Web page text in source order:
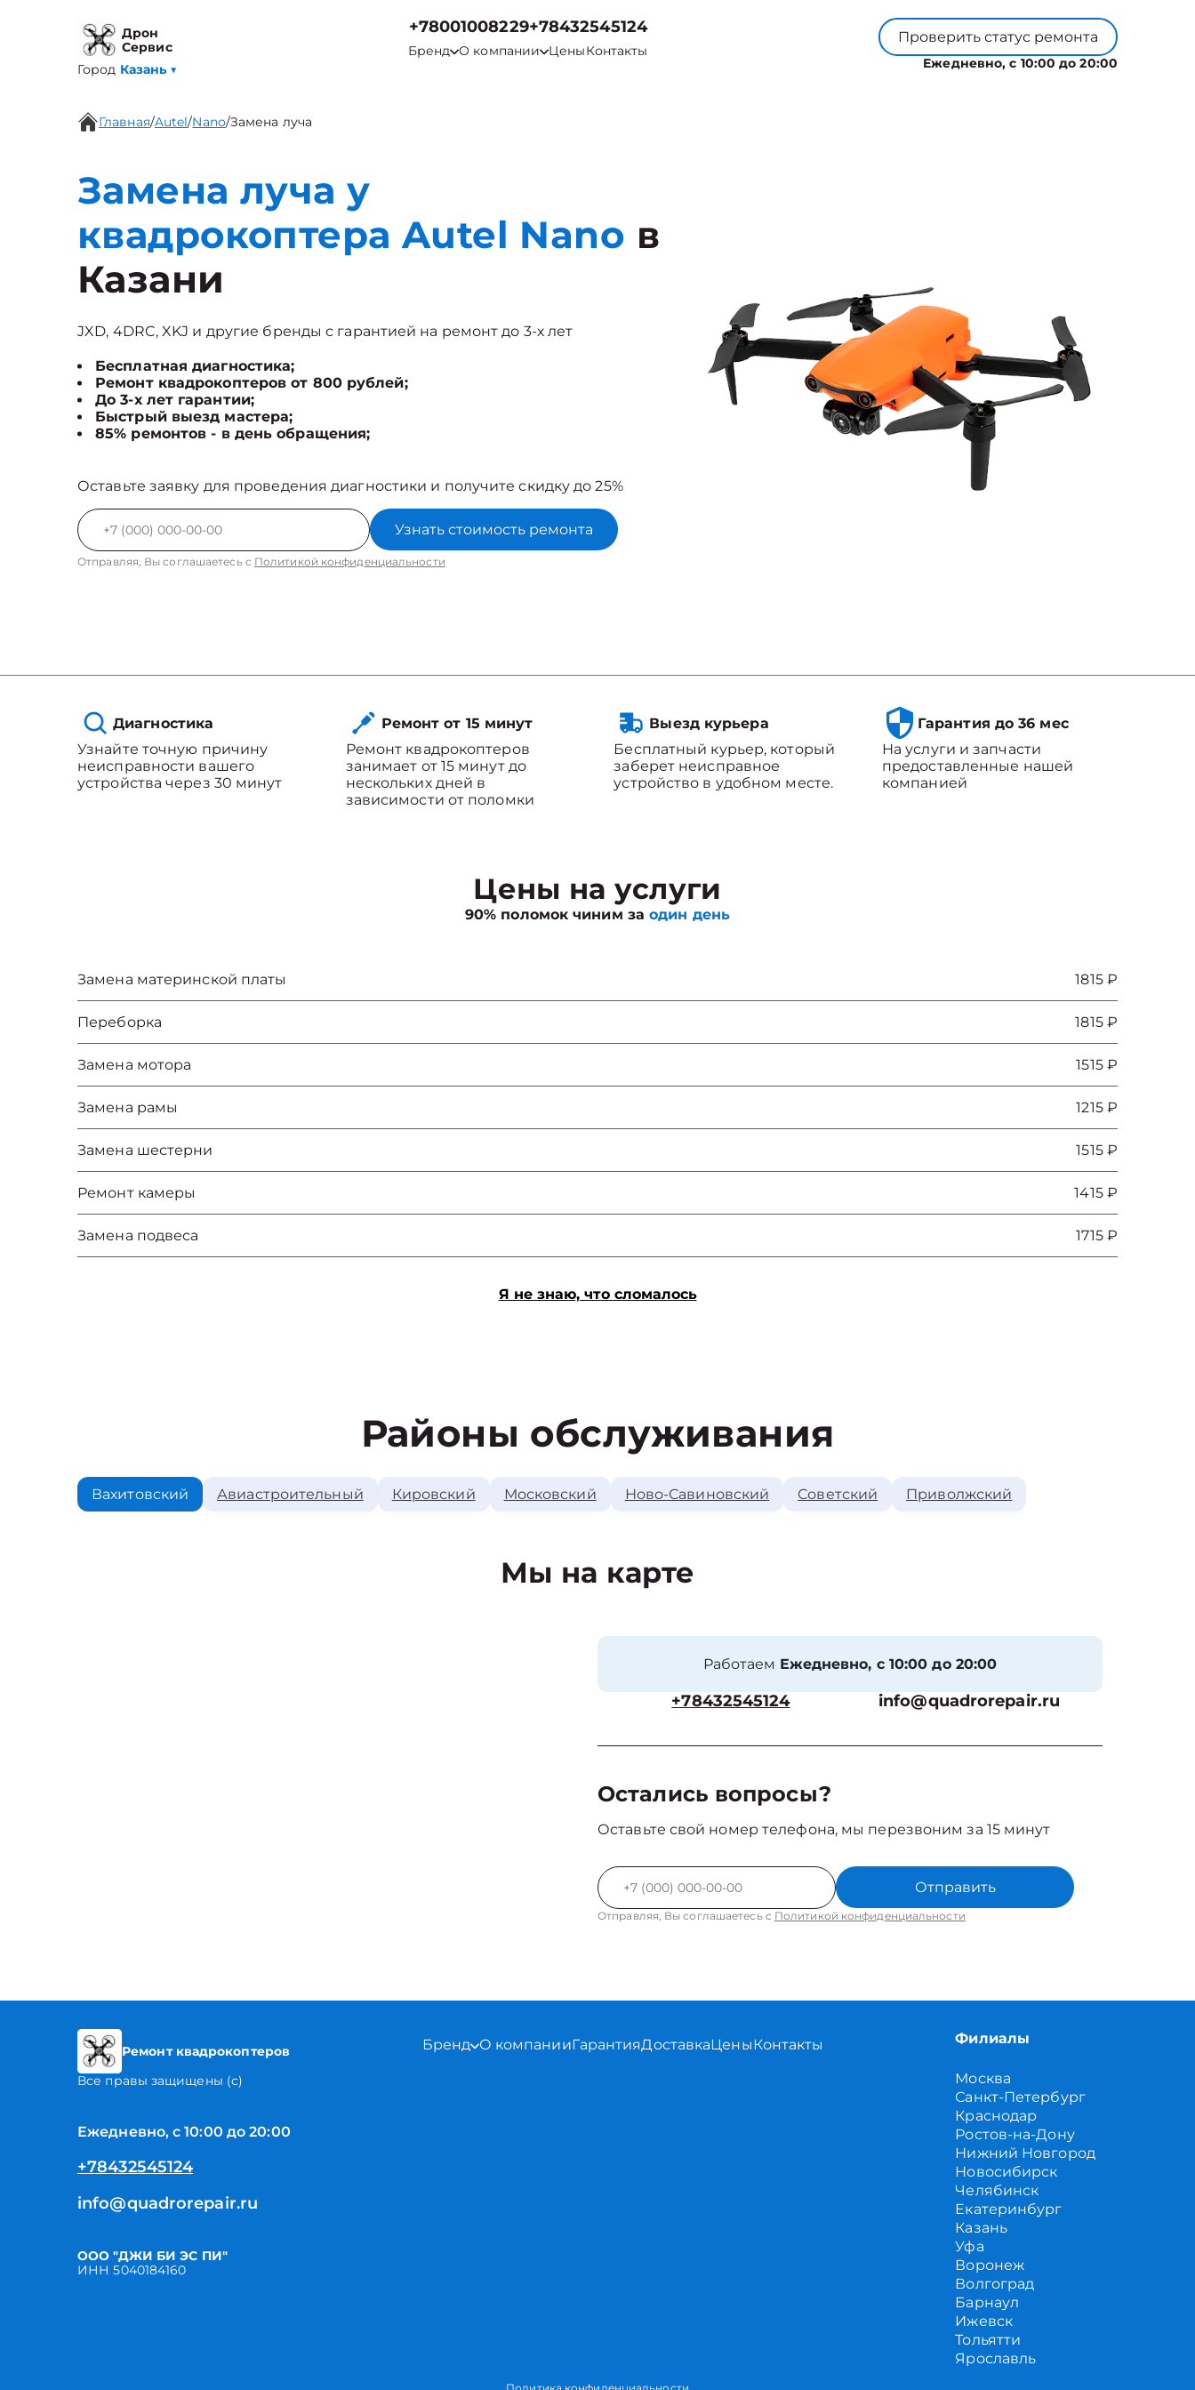
Дрон
Сервис
Город Казань ▼
+78001008229+78432545124
Бренд О компании ЦеныКонтакты
Проверить статус ремонта
Ежедневно, с 10:00 до 20:00
Главная/Autel/Nano/Замена луча
Замена луча у
квадрокоптера Autel Nano в
Казани
JXD, 4DRC, XKJ и другие бренды с гарантией на ремонт до 3-х лет
Бесплатная диагностика;
Ремонт квадрокоптеров от 800 рублей;
До 3-х лет гарантии;
Быстрый выезд мастера;
85% ремонтов - в день обращения;
Оставьте заявку для проведения диагностики и получите скидку до 25%
Узнать стоимость ремонта
Отправляя, Вы соглашаетесь с Политикой конфиденциальности
Диагностика
Узнайте точную причину
неисправности вашего
устройства через 30 минут
Ремонт от 15 минут
Ремонт квадрокоптеров
занимает от 15 минут до
нескольких дней в
зависимости от поломки
Выезд курьера
Бесплатный курьер, который
заберет неисправное
устройство в удобном месте.
Гарантия до 36 мес
На услуги и запчасти
предоставленные нашей
компанией
Цены на услуги
90% поломок чиним заодин день
Замена материнской платы 1815 ₽
Переборка 1815 ₽
Замена мотора 1515 ₽
Замена рамы 1215 ₽
Замена шестерни 1515 ₽
Ремонт камеры 1415 ₽
Замена подвеса 1715 ₽
Я не знаю, что сломалось
Районы обслуживания
Вахитовский Авиастроительный Кировский Московский Ново-Савиновский Советский Приволжский
Мы на карте
Работаем Ежедневно, с 10:00 до 20:00
+78432545124 info@quadrorepair.ru
Остались вопросы?
Оставьте свой номер телефона, мы перезвоним за 15 минут
Отправить
Отправляя, Вы соглашаетесь с Политикой конфиденциальности
Ремонт квадрокоптеров
Все правы защищены (с)
Ежедневно, с 10:00 до 20:00
+78432545124
info@quadrorepair.ru
ООО "ДЖИ БИ ЭС ПИ"
ИНН 5040184160
Бренд О компанииГарантияДоставкаЦеныКонтакты Филиалы
Москва
Санкт-Петербург
Краснодар
Ростов-на-Дону
Нижний Новгород
Новосибирск
Челябинск
Екатеринбург
Казань
Уфа
Воронеж
Волгоград
Барнаул
Ижевск
Тольятти
Ярославль